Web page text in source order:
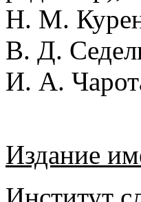
Н. М.
В. Д.
И. А.
Издание